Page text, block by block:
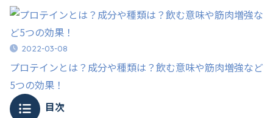
2022-03-08
プロテインとは？成分や種類は？飲む意味や筋肉増強など
5つの効果！
目次